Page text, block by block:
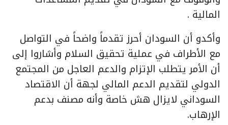
المالية .
وأكدو أن السودان أحرز تقدماً واضحاً في التواصل
مع الأطراف في عملية تحقيق السلام وأشاروا إلى
أن الأمر يتطلب الإتزام والدعم العاجل من المجتمع
الدولي لتقديم الدعم المالي لجهة أن الاقتصاد
السوداني لايزال هش خاصة وأنه مصنف بدعم
الإرهاب.